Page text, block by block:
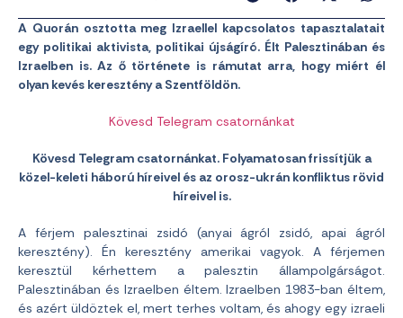
A Quorán osztotta meg Izraellel kapcsolatos tapasztalatait
egy politikai aktivista, politikai újságíró. Élt Palesztinában és
Izraelben is. Az ő története is rámutat arra, hogy miért él
olyan kevés keresztény a Szentföldön.
Kövesd Telegram csatornánkat
Kövesd Telegram csatornánkat. Folyamatosan frissítjük a
közel-keleti háború híreivel és az orosz-ukrán konfliktus rövid
híreivel is.
A férjem palesztinai zsidó (anyai ágról zsidó, apai ágról
keresztény). Én keresztény amerikai vagyok. A férjemen
keresztül kérhettem a palesztin állampolgárságot.
Palesztinában és Izraelben éltem. Izraelben 1983-ban éltem,
és azért üldöztek el, mert terhes voltam, és ahogy egy izraeli